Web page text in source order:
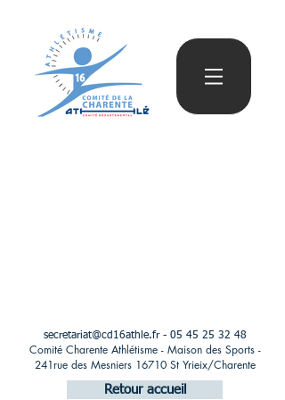
secretariat@cd16athle.fr- 05 45 25 32 48
Comité Charente Athlétisme - Maison des Sports -
241rue des Mesniers 16710 St Yrieix/Charente
Retour accueil